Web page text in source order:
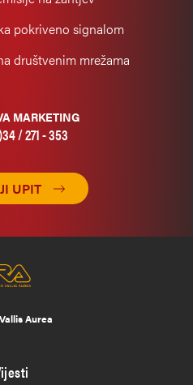
pokriveno signalom
društvenim mrežama
MARKETING
/ 271 - 353
UPIT
Aurea